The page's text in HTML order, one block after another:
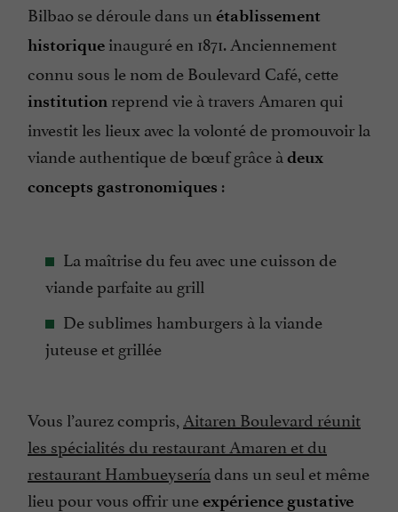
Bilbao se déroule dans un établissement
historique inauguré en 1871. Anciennement
connu sous le nom de Boulevard Café, cette
institution reprend vie à travers Amaren qui
investit les lieux avec la volonté de promouvoir la
viande authentique de bœuf grâce à deux
concepts gastronomiques :
La maîtrise du feu avec une cuisson de
viande parfaite au grill
De sublimes hamburgers à la viande
juteuse et grillée
Vous l’aurez compris, Aitaren Boulevard réunit
les spécialités du restaurant Amaren et du
restaurant Hambueyseríadans un seul et même
lieu pour vous offrir uneexpérience gustative